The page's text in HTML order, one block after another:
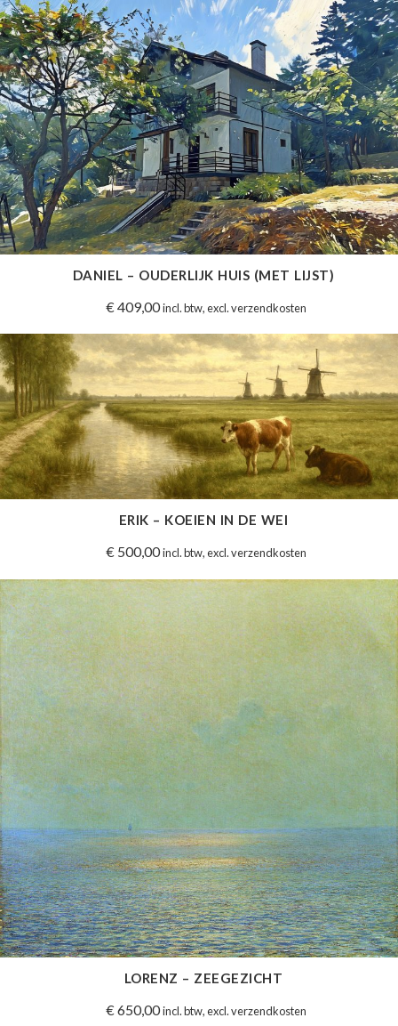
DANIEL – OUDERLIJK HUIS (MET LIJST)
€409,00 incl. btw, excl. verzendkosten
ERIK – KOEIEN IN DE WEI
€500,00 incl. btw, excl. verzendkosten
LORENZ – ZEEGEZICHT
€650,00 incl. btw, excl. verzendkosten